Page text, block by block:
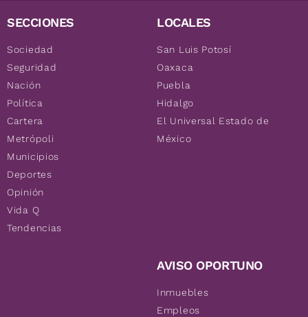
SECCIONES
Sociedad
Seguridad
Nación
Política
Cartera
Metrópoli
Municipios
Deportes
Opinión
Vida Q
Tendencias
LOCALES
San Luis Potosí
Oaxaca
Puebla
Hidalgo
El Universal Estado de
México
AVISO OPORTUNO
Inmuebles
Empleos